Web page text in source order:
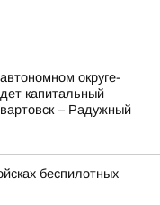
округе-
капитальный
– Радужный
беспилотных